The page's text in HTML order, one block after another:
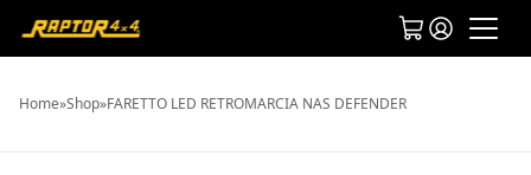
Home»Shop»FARETTO LED RETROMARCIA NAS DEFENDER